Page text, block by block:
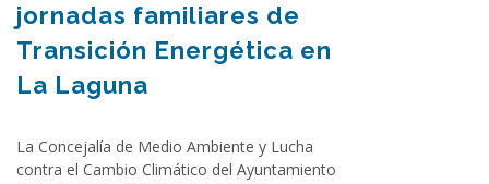
jornadas familiares de
Transición Energética en
La Laguna
La Concejalía de Medio Ambiente y Lucha
contra el Cambio Climático del Ayuntamiento